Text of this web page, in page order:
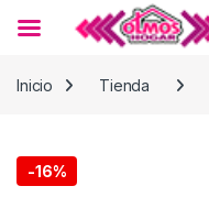
Inicio
Tienda
-16%